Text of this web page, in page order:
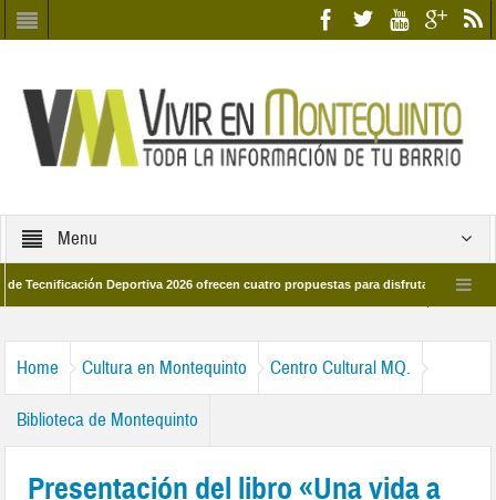
Menu
Deportiva 2026 ofrecen cuatro propuestas para disfrutar del deporte este
Home Cultura en Montequinto Centro Cultural MQ.
Biblioteca de Montequinto
Presentación del libro «Una vida a